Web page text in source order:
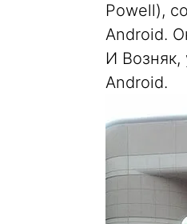
Powell),
Android.
И Возняк,
Android.